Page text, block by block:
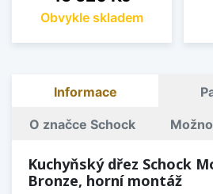
Obvykle skladem
Informace
O značce Schock
Kuchyňský dřez Schock
Bronze, horní montáž